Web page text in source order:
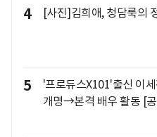
4 [사진]김희애, 청담룩의
5
'프로듀스X101'출신 이
개명→본격 배우 활동 [